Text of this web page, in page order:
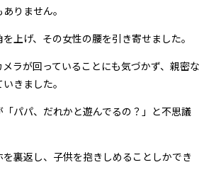
りません。
上げ、その女性の腰を引き寄せました。
ラが回っていることにも気づかず、親密な
きました。
パパ、だれかと遊んでるの？」と不思議
裏返し、子供を抱きしめることしかでき